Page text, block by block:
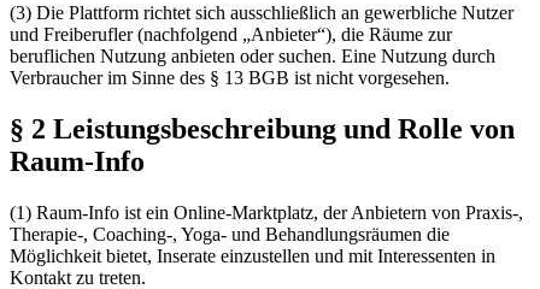
(3) Die Plattform richtet sich ausschließlich an gewerbliche Nutzer
und Freiberufler (nachfolgend „Anbieter“), die Räume zur
beruflichen Nutzung anbieten oder suchen. Eine Nutzung durch
Verbraucher im Sinne des § 13 BGB ist nicht vorgesehen.
§ 2 Leistungsbeschreibung und Rolle von
Raum-Info
(1) Raum-Info ist ein Online-Marktplatz, der Anbietern von Praxis-,
Therapie-, Coaching-, Yoga- und Behandlungsräumen die
Möglichkeit bietet, Inserate einzustellen und mit Interessenten in
Kontakt zu treten.